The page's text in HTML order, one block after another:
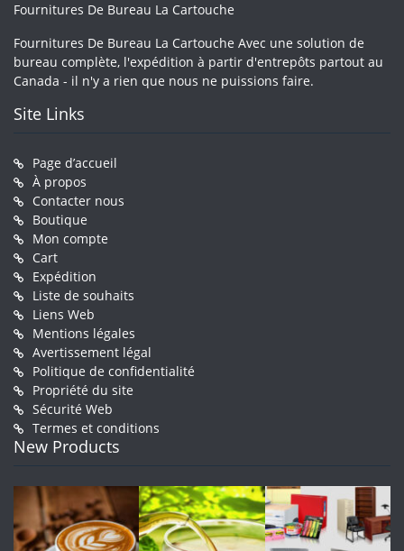
Fournitures De Bureau La Cartouche
Fournitures De Bureau La Cartouche Avec une solution de
bureau complète, l'expédition à partir d'entrepôts partout au
Canada - il n'y a rien que nous ne puissions faire.
Site Links
Page d’accueil
À propos
Contacter nous
Boutique
Mon compte
Cart
Expédition
Liste de souhaits
Liens Web
Mentions légales
Avertissement légal
Politique de confidentialité
Propriété du site
Sécurité Web
Termes et conditions
New Products